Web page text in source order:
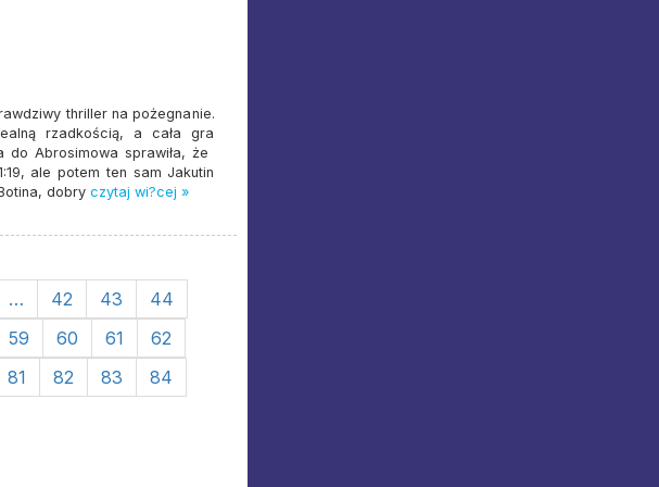
thriller na pożegnanie.
rzadkością, a cała gra
do Abrosimowa sprawiła, że
ale potem ten sam Jakutin
dobry czytaj wi?cej »
… 42 43
44
59 60 61
62
81 82 83
84